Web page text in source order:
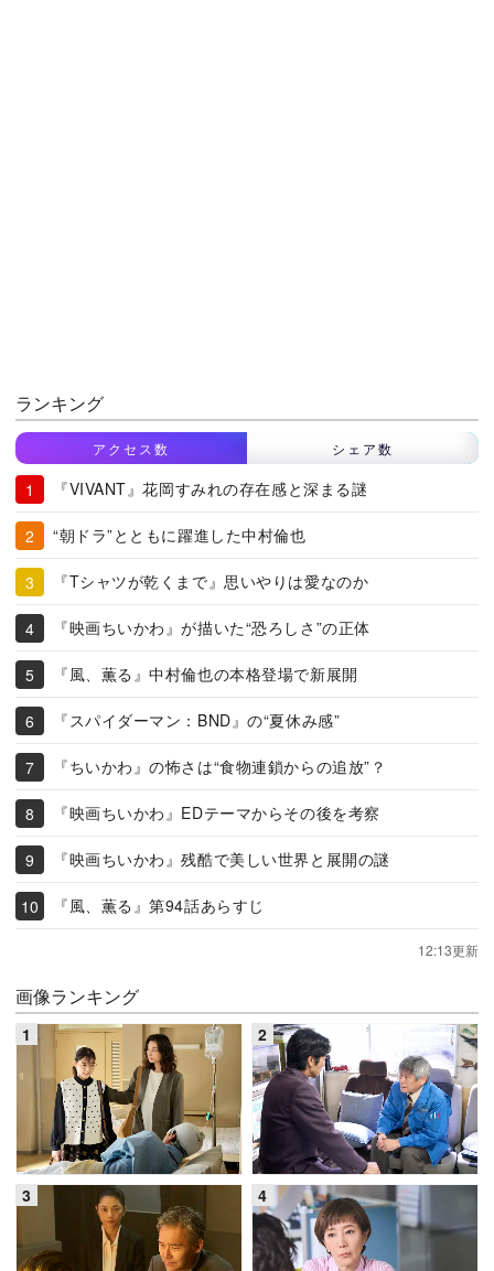
ランキング
アクセス数 シェア数
『VIVANT』花岡すみれの存在感と深まる謎
“朝ドラ”とともに躍進した中村倫也
『Tシャツが乾くまで』思いやりは愛なのか
『映画ちいかわ』が描いた“恐ろしさ”の正体
『風、薫る』中村倫也の本格登場で新展開
『スパイダーマン：BND』の“夏休み感”
『ちいかわ』の怖さは“食物連鎖からの追放”？
『映画ちいかわ』EDテーマからその後を考察
『映画ちいかわ』残酷で美しい世界と展開の謎
『風、薫る』第94話あらすじ
12:13更新
画像ランキング